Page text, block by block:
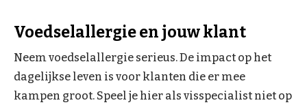
Voedselallergie en jouw klant
Neem voedselallergie serieus. De impact op het
dagelijkse leven is voor klanten die er mee
kampen groot. Speel je hier als visspecialist niet op